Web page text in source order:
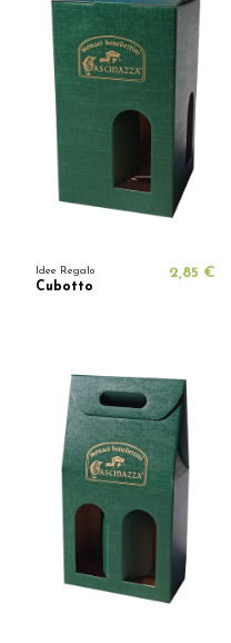
Idee Regalo
Cubotto
2,85 €